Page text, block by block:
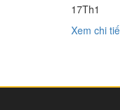
17Th1
Xem chi